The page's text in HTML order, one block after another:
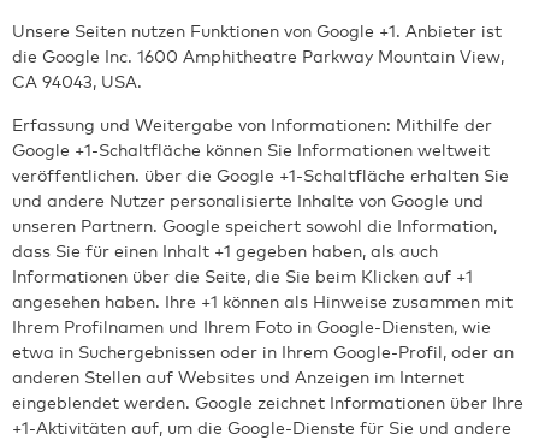
Unsere Seiten nutzen Funktionen von Google +1. Anbieter ist
die Google Inc. 1600 Amphitheatre Parkway Mountain View,
CA 94043, USA.
Erfassung und Weitergabe von Informationen: Mithilfe der
Google +1-Schaltfläche können Sie Informationen weltweit
veröffentlichen. über die Google +1-Schaltfläche erhalten Sie
und andere Nutzer personalisierte Inhalte von Google und
unseren Partnern. Google speichert sowohl die Information,
dass Sie für einen Inhalt +1 gegeben haben, als auch
Informationen über die Seite, die Sie beim Klicken auf +1
angesehen haben. Ihre +1 können als Hinweise zusammen mit
Ihrem Profilnamen und Ihrem Foto in Google-Diensten, wie
etwa in Suchergebnissen oder in Ihrem Google-Profil, oder an
anderen Stellen auf Websites und Anzeigen im Internet
eingeblendet werden. Google zeichnet Informationen über Ihre
+1-Aktivitäten auf, um die Google-Dienste für Sie und andere